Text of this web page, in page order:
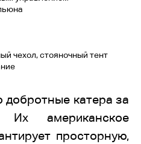
чехол, стояночный тент
добротные катера за
Их американское
просторную,